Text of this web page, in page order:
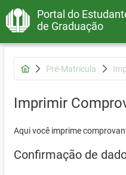
Portal do
de Graduação
Pré-Matrícula
Imprimir
Aqui você imprime
Confirmação de